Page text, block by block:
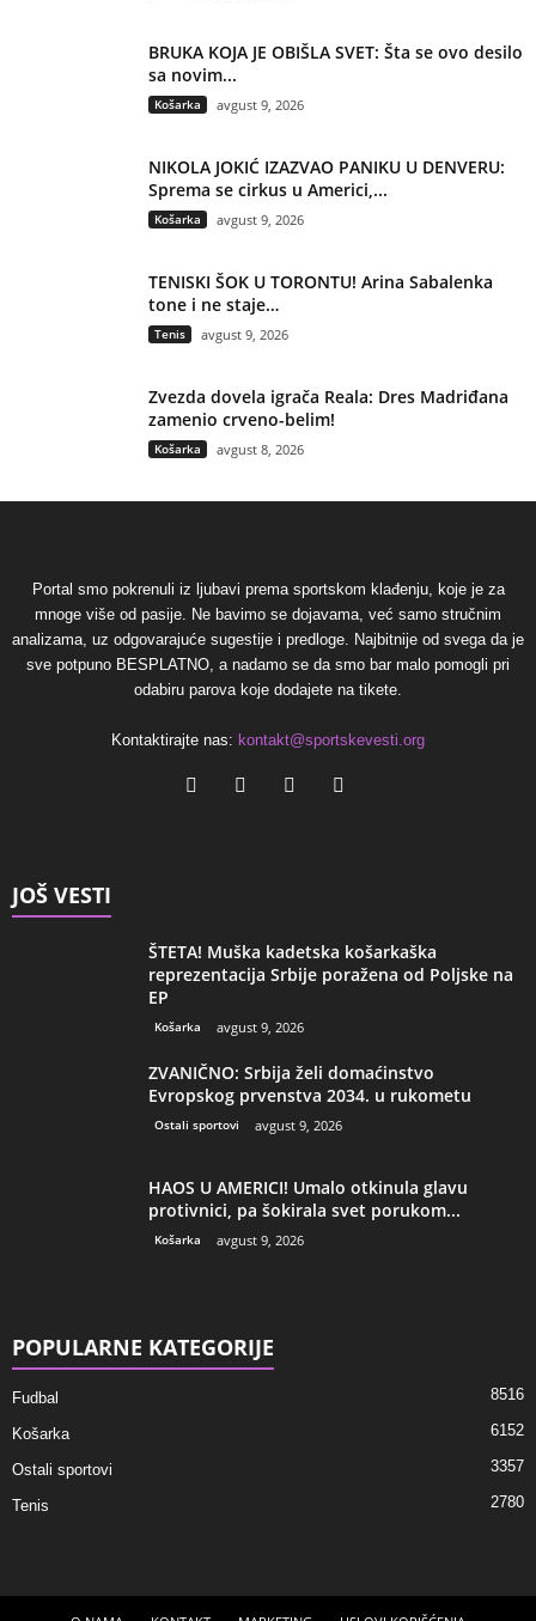
BRUKA KOJA JE OBIŠLA SVET: Šta se ovo desilo
sa novim...
Košarka avgust 9, 2026
NIKOLA JOKIĆ IZAZVAO PANIKU U DENVERU:
Sprema se cirkus u Americi,...
Košarka avgust 9, 2026
TENISKI ŠOK U TORONTU! Arina Sabalenka
tone i ne staje…
Tenis avgust 9, 2026
Zvezda dovela igrača Reala: Dres Madriđana
zamenio crveno-belim!
Košarka avgust 8, 2026
Portal smo pokrenuli iz ljubavi prema sportskom klađenju, koje je za
mnoge više od pasije. Ne bavimo se dojavama, već samo stručnim
analizama, uz odgovarajuće sugestije i predloge. Najbitnije od svega da je
sve potpuno BESPLATNO, a nadamo se da smo bar malo pomogli pri
odabiru parova koje dodajete na tikete.
Kontaktirajte nas: kontakt@sportskevesti.org
JOŠ VESTI
ŠTETA! Muška kadetska košarkaška
reprezentacija Srbije poražena od Poljske na
EP
Košarka avgust 9, 2026
ZVANIČNO: Srbija želi domaćinstvo
Evropskog prvenstva 2034. u rukometu
Ostali sportovi avgust 9, 2026
HAOS U AMERICI! Umalo otkinula glavu
protivnici, pa šokirala svet porukom...
Košarka avgust 9, 2026
POPULARNE KATEGORIJE
Fudbal 8516
Košarka 6152
Ostali sportovi 3357
Tenis 2780